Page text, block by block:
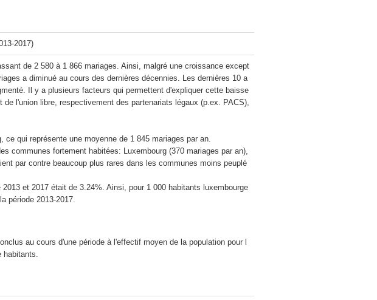
2017)
de 2 580 à 1 866 mariages. Ainsi, malgré une croissance except
a diminué au cours des dernières décennies. Les dernières 10 a
Il y a plusieurs facteurs qui permettent d'expliquer cette baisse
l'union libre, respectivement des partenariats légaux (p.ex. PACS),
qui représente une moyenne de 1 845 mariages par an.
communes fortement habitées: Luxembourg (370 mariages par an),
par contre beaucoup plus rares dans les communes moins peuplé
et 2017 était de 3.24%. Ainsi, pour 1 000 habitants luxembourge
au cours d'une période à l'effectif moyen de la population pour l
habitants.